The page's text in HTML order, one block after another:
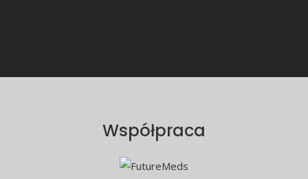
Współpraca